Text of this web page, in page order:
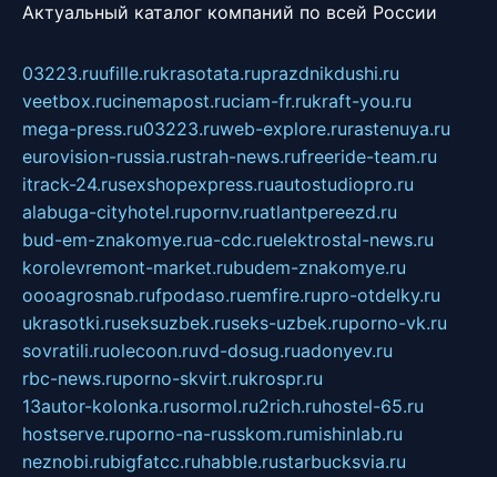
Актуальный каталог компаний по всей России
03223.ruufille.rukrasotata.ruprazdnikdushi.ru
veetbox.rucinemapost.ruciam-fr.rukraft-you.ru
mega-press.ru03223.ruweb-explore.rurastenuya.ru
eurovision-russia.rustrah-news.rufreeride-team.ru
itrack-24.rusexshopexpress.ruautostudiopro.ru
alabuga-cityhotel.rupornv.ruatlantpereezd.ru
bud-em-znakomye.rua-cdc.ruelektrostal-news.ru
korolevremont-market.rubudem-znakomye.ru
oooagrosnab.rufpodaso.ruemfire.rupro-otdelky.ru
ukrasotki.ruseksuzbek.ruseks-uzbek.ruporno-vk.ru
sovratili.ruolecoon.ruvd-dosug.ruadonyev.ru
rbc-news.ruporno-skvirt.rukrospr.ru
13autor-kolonka.rusormol.ru2rich.ruhostel-65.ru
hostserve.ruporno-na-russkom.rumishinlab.ru
neznobi.rubigfatcc.ruhabble.rustarbucksvia.ru